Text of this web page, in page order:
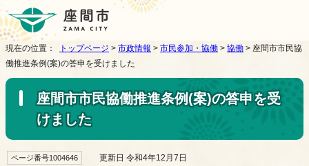
現在の位置： トップページ > 市政情報 > 市民参加・協働 > 協働 > 座間市市民協
働推進条例(案)の答申を受けました
座間市市民協働推進条例(案)の答申を受
けました
ページ番号1004646 更新日 令和4年12月7日